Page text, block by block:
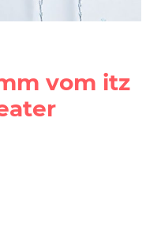
vom itz